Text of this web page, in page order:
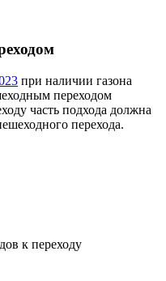
при наличии газона
переходом
часть подхода должна
перехода.
к переходу